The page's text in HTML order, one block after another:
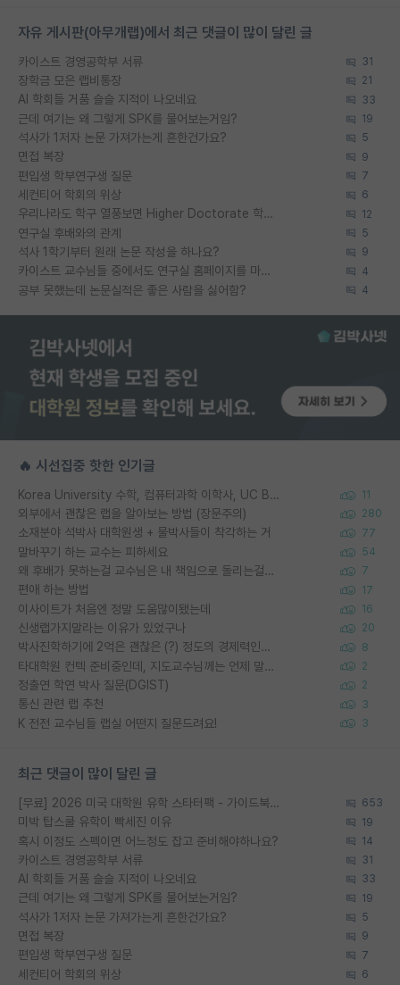
자유 게시판(아무개랩)에서 최근 댓글이 많이 달린 글
카이스트 경영공학부 서류 31
장학금 모은 랩비통장 21
AI 학회들 거품 슬슬 지적이 나오네요 33
근데 여기는 왜 그렇게 SPK를 물어보는거임? 19
석사가 1저자 논문 가져가는게 흔한건가요? 5
면접 복장 9
편입생 학부연구생 질문 7
세컨티어 학회의 위상 6
우리나라도 학구 열풍보면 Higher Doctorate 학위가 필요하다고 봅니다. 12
연구실 후배와의 관계 5
석사 1학기부터 원래 논문 작성을 하나요? 9
카이스트 교수님들 중에서도 연구실 홈페이지를 마련 안 하신 분들이 계시던데 4
공부 못했는데 논문실적은 좋은 사람을 싫어함? 4
🔥 시선집중 핫한 인기글
Korea University 수학, 컴퓨터과학 이학사, UC Berkeley 산업공학 대학원 공학박사가 되는 것은 쉽지 않겠죠? 11
외부에서 괜찮은 랩을 알아보는 방법 (장문주의) 280
소재분야 석박사 대학원생 + 물박사들이 착각하는 거 77
말바꾸기 하는 교수는 피하세요 54
왜 후배가 못하는걸 교수님은 내 책임으로 돌리는걸까요? 7
편애 하는 방법 17
이사이트가 처음엔 정말 도움많이됐는데 16
신생랩가지말라는 이유가 있었구나 20
박사진학하기에 2억은 괜찮은 (?) 정도의 경제력인가요 8
타대학원 컨텍 준비중인데, 지도교수님께는 언제 말씀드려야 할까요? 2
정출연 학연 박사 질문(DGIST) 2
통신 관련 랩 추천 3
K 전전 교수님들 랩실 어떤지 질문드려요! 3
최근 댓글이 많이 달린 글
[무료] 2026 미국 대학원 유학 스타터팩 - 가이드북 & 합격자 컨택메일 템플릿 653
미박 탑스쿨 유학이 빡세진 이유 19
혹시 이정도 스펙이면 어느정도 잡고 준비해야하나요? 14
카이스트 경영공학부 서류 31
AI 학회들 거품 슬슬 지적이 나오네요 33
근데 여기는 왜 그렇게 SPK를 물어보는거임? 19
석사가 1저자 논문 가져가는게 흔한건가요? 5
면접 복장 9
편입생 학부연구생 질문 7
세컨티어 학회의 위상 6